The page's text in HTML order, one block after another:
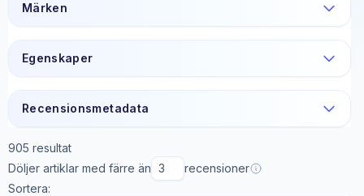
Märken
Egenskaper
Recensionsmetadata
905 resultat
Döljer artiklar med färre än
recensioner
Sortera: